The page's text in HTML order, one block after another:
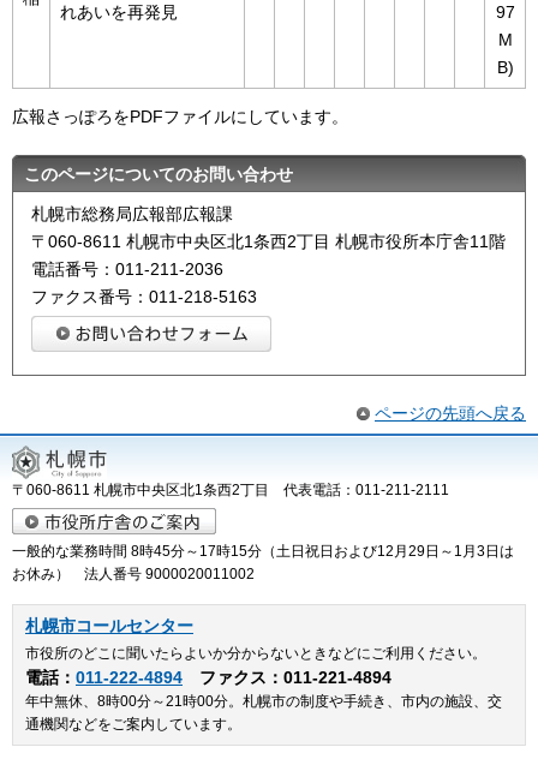
れあいを再発見
97
M
B)
広報さっぽろをPDFファイルにしています。
このページについてのお問い合わせ
札幌市総務局広報部広報課
〒060-8611 札幌市中央区北1条西2丁目 札幌市役所本庁舎11階
電話番号：011-211-2036
ファクス番号：011-218-5163
ページの先頭へ戻る
〒060-8611 札幌市中央区北1条西2丁目 代表電話：011-211-2111
一般的な業務時間 8時45分～17時15分（土日祝日および12月29日～1月3日は
お休み） 法人番号 9000020011002
札幌市コールセンター
市役所のどこに聞いたらよいか分からないときなどにご利用ください。
電話： 011-222-4894 ファクス：011-221-4894
年中無休、8時00分～21時00分。札幌市の制度や手続き、市内の施設、交
通機関などをご案内しています。